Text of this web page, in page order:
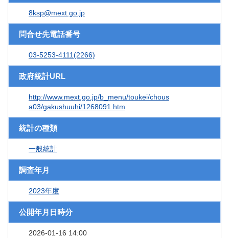
8ksp@mext.go.jp
問合せ先電話番号
03-5253-4111(2266)
政府統計URL
http://www.mext.go.jp/b_menu/toukei/chous
a03/gakushuuhi/1268091.htm
統計の種類
一般統計
調査年月
2023年度
公開年月日時分
2026-01-16 14:00